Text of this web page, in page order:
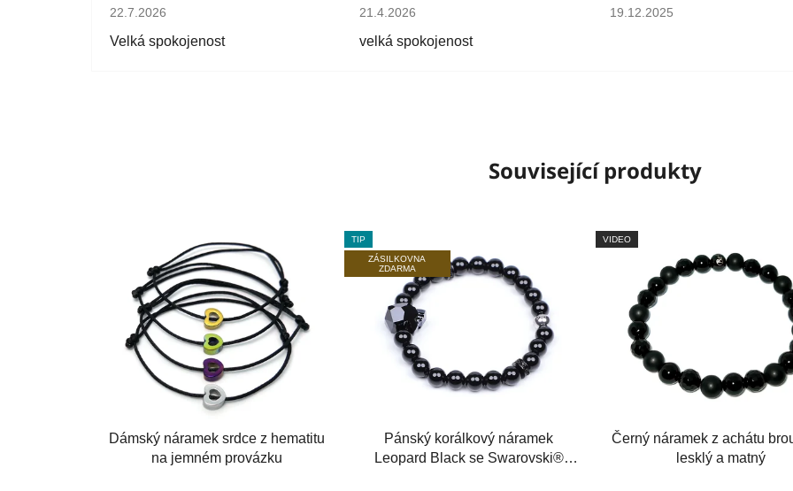
Hodnocení obchodu je 5 z 5 hvězdiček.
22.7.2026
Velká spokojenost
Hodnocení obchodu je 5 z 5 hvězdiček.
21.4.2026
velká spokojenost
Hodnocení obchodu je 5 z 5
19.12.2025
Související produkty
Dámský náramek srdce z hematitu
na jemném provázku
TIP
ZÁSILKOVNA
ZDARMA
Pánský korálkový náramek
Leopard Black se Swarovski®
VIDEO
Černý náramek z achátu
lesklý a matný